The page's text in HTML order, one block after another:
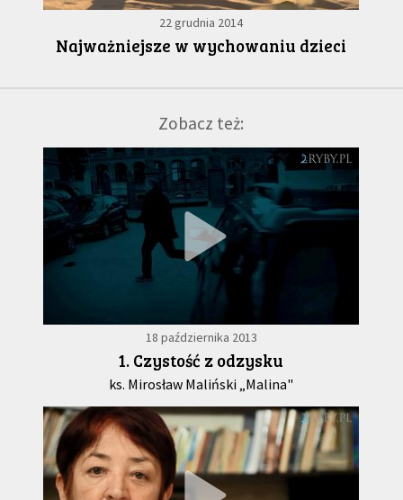
22 grudnia 2014
Najważniejsze w wychowaniu dzieci
Zobacz też:
18 października 2013
1. Czystość z odzysku
ks. Mirosław Maliński „Malina"